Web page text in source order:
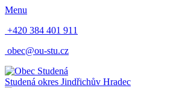
Menu
+420 384 401 911
obec@ou-stu.cz
Studená okres Jindřichův Hradec